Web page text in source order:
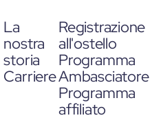
La
nostra
storia
Carriere
Registrazione
all'ostello
Programma
Ambasciatore
Programma
affiliato